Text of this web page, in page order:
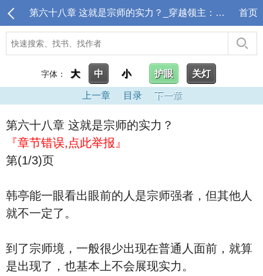
第六十八章 这就是宗师的实力？_穿越领主：从偏远驿站开始 首页
字体： 大 中 小 护眼 关灯
上一章 目录 下一章
第六十八章 这就是宗师的实力？
『章节错误,点此举报』
第(1/3)页
韩亭能一眼看出眼前的人是宗师强者，但其他人
就不一定了。
到了宗师境，一般很少出现在普通人面前，就算
是出现了，也基本上不会展现实力。